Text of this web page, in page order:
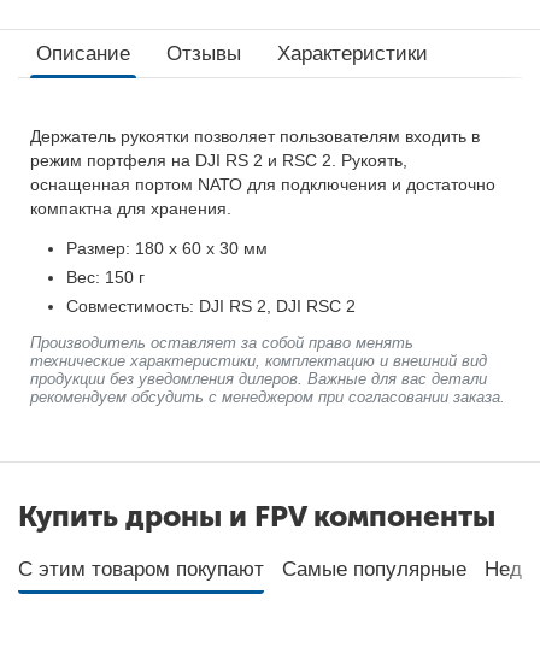
Описание Отзывы Характеристики
Держатель рукоятки позволяет пользователям входить в
режим портфеля на DJI RS 2 и RSC 2. Рукоять,
оснащенная портом NАТО для подключения и достаточно
компактна для хранения.
Размер: 180 х 60 х 30 мм
Вес: 150 г
Совместимость: DJI RS 2, DJI RSC 2
Производитель оставляет за собой право менять
технические характеристики, комплектацию и внешний вид
продукции без уведомления дилеров. Важные для вас детали
рекомендуем обсудить с менеджером при согласовании заказа.
Купить дроны и FPV компоненты
С этим товаром покупают Самые популярные